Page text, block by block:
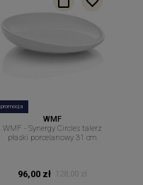
promocja
WMF
WMF - Synergy Circles talerz
płaski porcelanowy 31 cm.
96,00 zł
128,00 zł